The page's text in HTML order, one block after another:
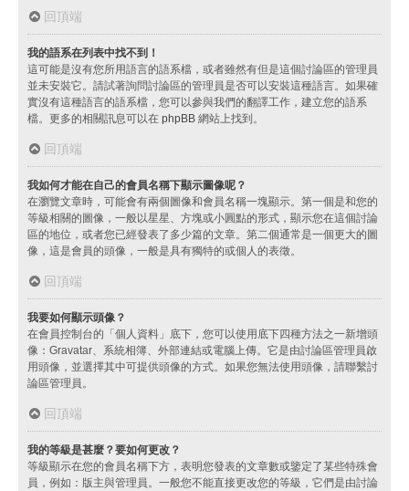
回頂端
我的語系在列表中找不到！
這可能是沒有您所用語言的語系檔，或者雖然有但是這個討論區的管理員
並未安裝它。請試著詢問討論區的管理員是否可以安裝這種語言。如果確
實沒有這種語言的語系檔，您可以參與我們的翻譯工作，建立您的語系
檔。更多的相關訊息可以在 phpBB 網站上找到。
回頂端
我如何才能在自己的會員名稱下顯示圖像呢？
在瀏覽文章時，可能會有兩個圖像和會員名稱一塊顯示。第一個是和您的
等級相關的圖像，一般以星星、方塊或小圓點的形式，顯示您在這個討論
區的地位，或者您已經發表了多少篇的文章。第二個通常是一個更大的圖
像，這是會員的頭像，一般是具有獨特的或個人的表徵。
回頂端
我要如何顯示頭像？
在會員控制台的「個人資料」底下，您可以使用底下四種方法之一新增頭
像：Gravatar、系統相簿、外部連結或電腦上傳。它是由討論區管理員啟
用頭像，並選擇其中可提供頭像的方式。如果您無法使用頭像，請聯繫討
論區管理員。
回頂端
我的等級是甚麼？要如何更改？
等級顯示在您的會員名稱下方，表明您發表的文章數或鑒定了某些特殊會
員，例如：版主與管理員。一般您不能直接更改您的等級，它們是由討論